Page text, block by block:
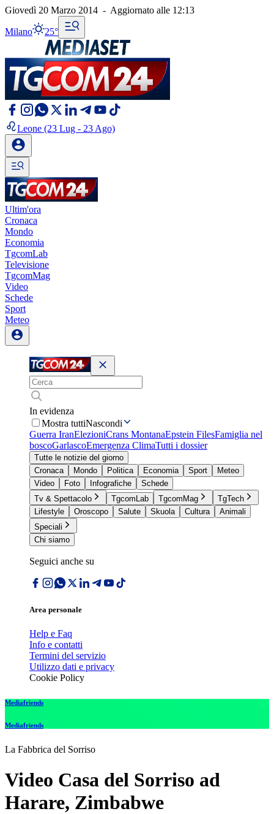
Giovedì 20 Marzo 2014 - Aggiornato alle 12:13
Milano 25°
Leone (23 Lug - 23 Ago)
Ultim'ora
Cronaca
Mondo
Economia
TgcomLab
Televisione
TgcomMag
Video
Schede
Sport
Meteo
In evidenza
Mostra tuttiNascondi
Guerra IranElezioniCrans MontanaEpstein FilesFamiglia nel
boscoGarlascoEmergenza ClimaTutti i dossier
Tutte le notizie del giorno
Cronaca
Mondo Politica Economia Sport
Meteo
Video
Foto Infografiche
Schede
Tv & Spettacolo
TgcomLab TgcomMag
TgTech
Lifestyle
Oroscopo Salute Skuola Cultura
Animali
Speciali
Chi siamo
Seguici anche su
Area personale
Help e Faq
Info e contatti
Termini del servizio
Utilizzo dati e privacy
Cookie Policy
Mediafriends
Mediafriends
La Fabbrica del Sorriso
Video Casa del Sorriso ad
Harare, Zimbabwe